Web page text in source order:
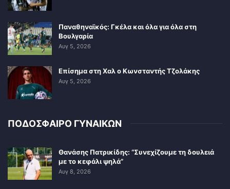
Παναθηναϊκός: Γκέλα και όλα για όλα στη
Βουλγαρία
Αυγ 5, 2026
Επίσημα στη Χαλ ο Κωνσταντής Τζολάκης
Αυγ 5, 2026
ΠΟΔΟΣΦΑΙΡΟ ΓΥΝΑΙΚΩΝ
Θανάσης Πατρικίδης: “Συνεχίζουμε τη δουλειά
με το κεφάλι ψηλά”
Αυγ 8, 2026